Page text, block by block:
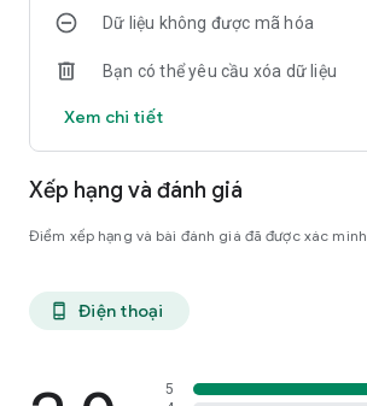
Dữ liệu không được mã hóa
Bạn có thể yêu cầu xóa dữ liệu
Xem chi tiết
Xếp hạng và đánh giá
Điểm xếp hạng và bài đánh giá đã được xác minh
phone_android Điện thoại
5